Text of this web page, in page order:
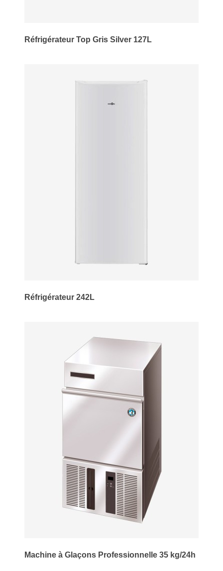
Réfrigérateur Top Gris Silver 127L
Réfrigérateur 242L
Machine à Glaçons Professionnelle 35 kg/24h